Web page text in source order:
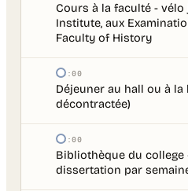
Cours à la faculté -
Institute, aux
Faculty of History
13:00
Déjeuner au hall ou à
décontractée)
14:00
Bibliothèque du college
dissertation par